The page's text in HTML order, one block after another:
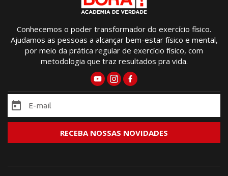
Conhecemos o poder transformador do exercício físico.
Ajudamos as pessoas a alcançar bem-estar físico e mental,
por meio da prática regular de exercício físico, com
metodologia que traz resultados pra vida.